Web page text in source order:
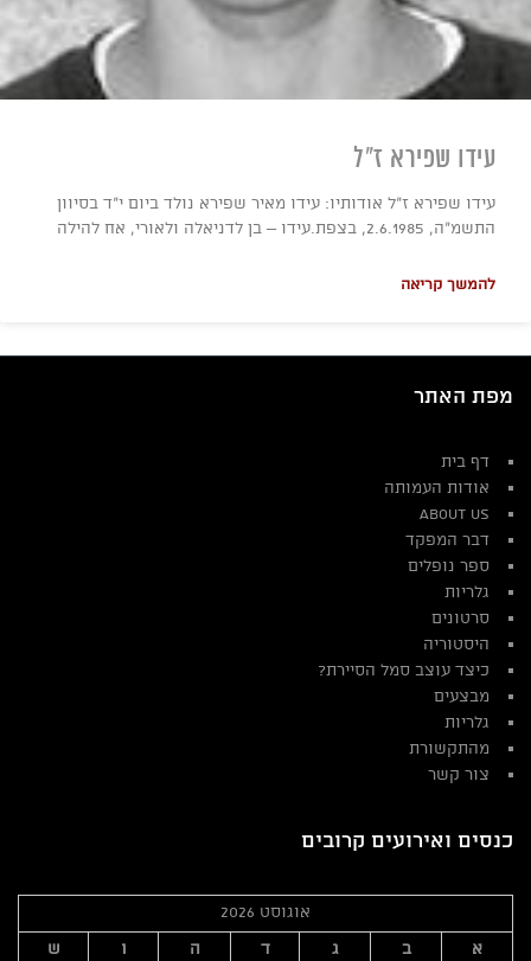
עידו שפירא ז"ל
עידו שפירא ז"ל אודותיו: עידו מאיר שפירא נולד ביום י"ד בסיוון
התשמ"ה, 2.6.1985, בצפת.עידו – בן לדניאלה ולאורי, אח להילה
להמשך קריאה
מפת האתר
דף בית
אודות העמותה
About Us
דבר המפקד
ספר נופלים
גלריות
סרטונים
היסטוריה
כיצד עוצב סמל הסיירת?
מבצעים
גלריות
מהתקשורת
צור קשר
כנסים ואירועים קרובים
אוגוסט 2026
א
ב ג ד ה ו ש